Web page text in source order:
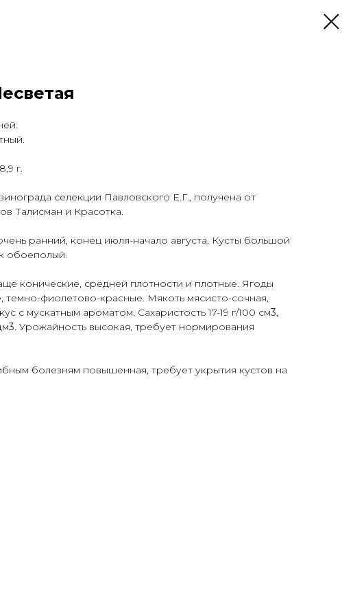
г.
селекции Павловского Е.Г., получена от
Талисман и Красотка.
ранний, конец июля-начало августа. Кусты большой
обоеполый.
конические, средней плотности и плотные. Ягоды
темно-фиолетово-красные. Мякоть мясисто-сочная,
с мускатным ароматом. Сахаристость 17-19 г/100 см3,
3. Урожайность высокая, требует нормирования
болезням повышенная, требует укрытия кустов на